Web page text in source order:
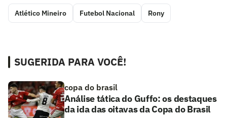
Atlético Mineiro Futebol Nacional Rony
SUGERIDA PARA VOCÊ!
copa do brasil
Análise tática do Guffo: os destaques
da ida das oitavas da Copa do Brasil